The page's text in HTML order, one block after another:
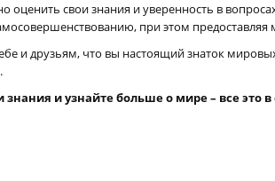
оценить свои знания и уверенность в
при этом
и друзьям, что вы настоящий знаток
и узнайте больше о мире – все это